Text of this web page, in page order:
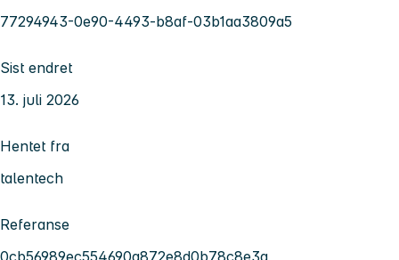
77294943-0e90-4493-b8af-03b1aa3809a5
Sist endret
13. juli 2026
Hentet fra
talentech
Referanse